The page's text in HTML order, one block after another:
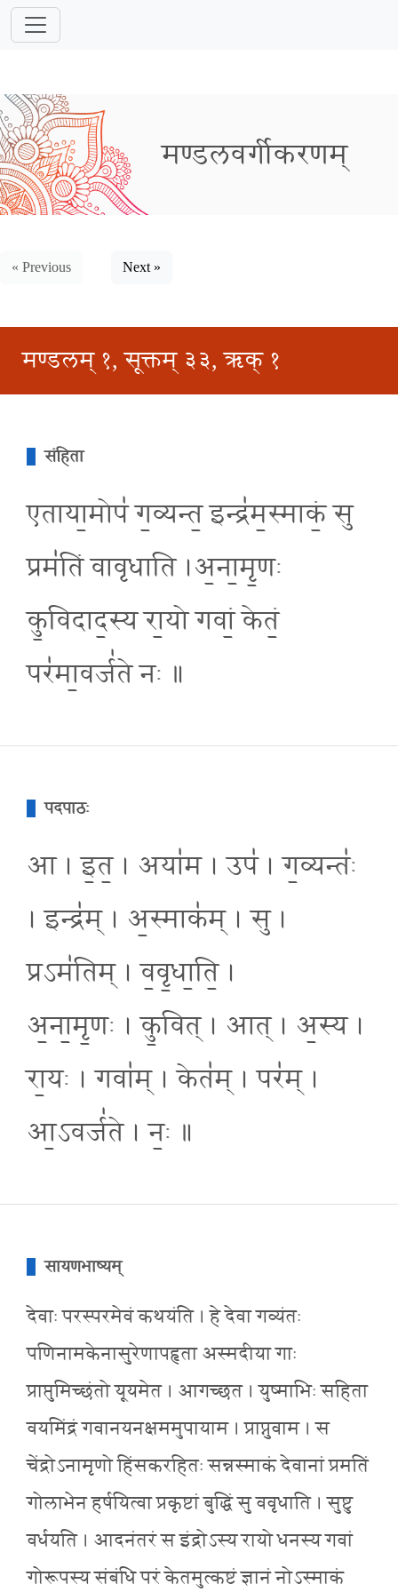
मण्डलवर्गीकरणम्
« Previous Next »
मण्डलम् १, सूक्तम् ३३, ऋक् १
संहिता
एताया॒मोप॑ ग॒व्यन्त॒ इन्द्र॑म॒स्माकं॒ सु
प्रम॑तिं वावृधाति ।अ॒ना॒मृ॒णः
कु॒विदाद॒स्य रा॒यो गवां॒ केतं॒
पर॑मा॒वर्ज॑ते नः ॥
पदपाठः
आ । इ॒त॒ । अया॑म । उप॑ । ग॒व्यन्तः॑
। इन्द्र॑म् । अ॒स्माक॑म् । सु ।
प्रऽम॑तिम् । व॒वृ॒धा॒ति॒ ।
अ॒ना॒मृ॒णः । कु॒वित् । आत् । अ॒स्य ।
रा॒यः । गवा॑म् । केत॑म् । पर॑म् ।
आ॒ऽवर्ज॑ते । नः॒ ॥
सायणभाष्यम्
देवाः परस्परमेवं कथयंति । हे देवा गव्यंतः
पणिनामकेनासुरेणापहृता अस्मदीया गाः
प्राप्तुमिच्छंतो यूयमेत । आगच्छत । युष्माभिः सहिता
वयमिंद्रं गवानयनक्षममुपायाम । प्राप्नुवाम । स
चेंद्रोऽनामृणो हिंसकरहितः सन्नस्माकं देवानां प्रमतिं
गोलाभेन हर्षयित्वा प्रकृष्टां बुद्धिं सु ववृधाति । सुष्टु
वर्धयति । आदनंतरं स इंद्रोऽस्य रायो धनस्य गवां
गोरूपस्य संबंधि परं केतमुत्कष्टं ज्ञानं नोऽस्माकं